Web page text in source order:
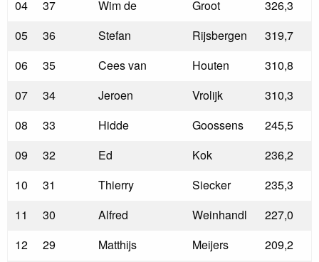
04
37 Wim de Groot
326,3
05
36 Stefan Rijsbergen
319,7
06
35 Cees van Houten
310,8
07
34 Jeroen Vrolijk
310,3
08
33 Hidde Goossens
245,5
09
32 Ed Kok
236,2
10
31 Thierry Siecker
235,3
11
30 Alfred Weinhandl
227,0
12
29 Matthijs Meijers
209,2